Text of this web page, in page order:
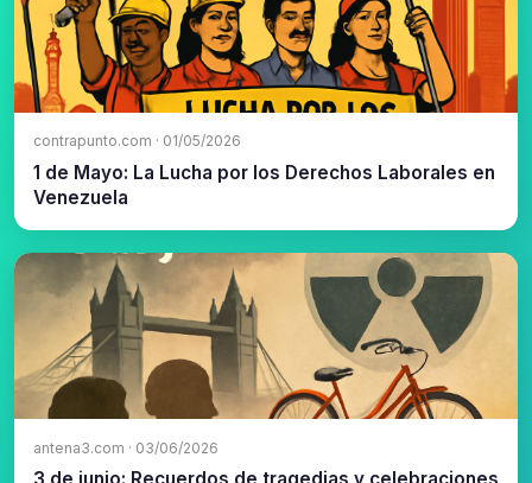
contrapunto.com · 01/05/2026
1 de Mayo: La Lucha por los Derechos Laborales en
Venezuela
antena3.com · 03/06/2026